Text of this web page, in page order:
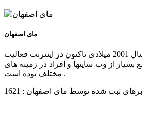
مای اصفهان
سایت مای اصفهان از سال 2001 میلادی تاکنون در اینترنت فعالیت
از وب سایتها و افراد در زمینه های
مختلف بوده است .
ثبت شده توسط مای اصفهان : 1621